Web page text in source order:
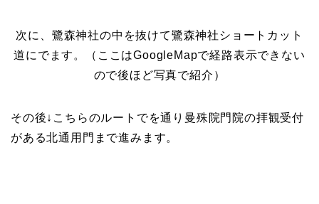
次に、鷺森神社の中を抜けて鷺森神社ショートカット
道にでます。（ここはGoogleMapで経路表示できない
ので後ほど写真で紹介）
その後↓こちらのルートでを通り曼殊院門院の拝観受付
がある北通用門まで進みます。